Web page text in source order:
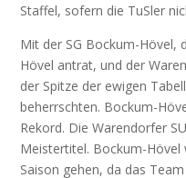
Staffel, sofern die TuSler
Mit der SG Bockum-Hövel,
Hövel antrat, und der
der Spitze der ewigen
beherrschten. Bockum-
Rekord. Die Warendorfer
Meistertitel. Bockum-Hövel
Saison gehen, da das